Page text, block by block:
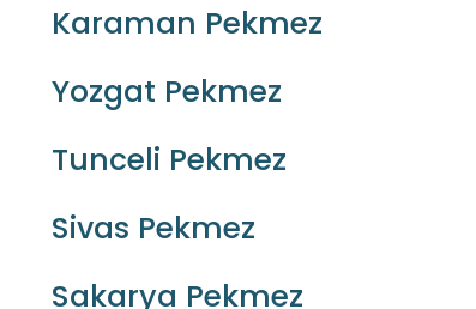
Karaman Pekmez
Yozgat Pekmez
Tunceli Pekmez
Sivas Pekmez
Sakarya Pekmez